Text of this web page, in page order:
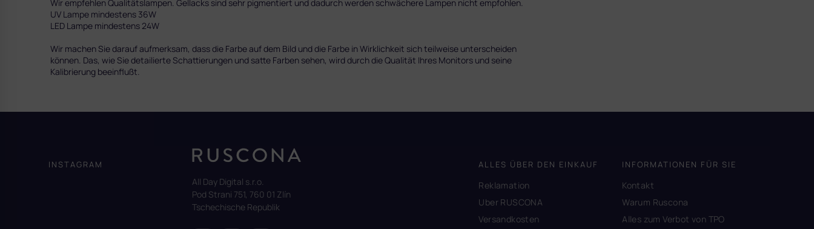
Wir empfehlen Qualitätslampen. Gellacks sind sehr pigmentiert und dadurch werden schwächere Lampen nicht empfohlen.
UV Lampe mindestens 36W
LED Lampe mindestens 24W
Wir machen Sie darauf aufmerksam, dass die Farbe auf dem Bild und die Farbe in Wirklichkeit sich teilweise unterscheiden
können. Das, wie Sie detailierte Schattierungen und satte Farben sehen, wird durch die Qualität Ihres Monitors und seine
Kalibrierung beeinflußt.
e
INSTAGRAM
All Day Digital s.r.o.
Pod Strani 751, 760 01 Zlín
Tschechische Republik
ALLES ÜBER DEN EINKAUF
Reklamation
Uber RUSCONA
Versandkosten
INFORMATIONEN FÜR SIE
Kontakt
Warum Ruscona
Alles zum Verbot von TPO